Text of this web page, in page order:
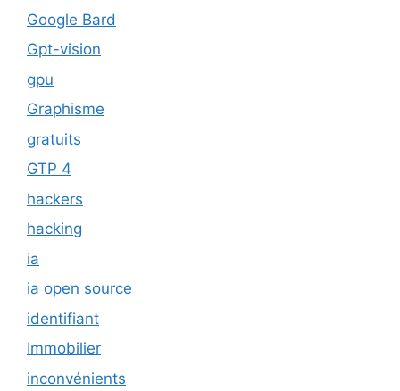
Google Bard
Gpt-vision
gpu
Graphisme
gratuits
GTP 4
hackers
hacking
ia
ia open source
identifiant
Immobilier
inconvénients